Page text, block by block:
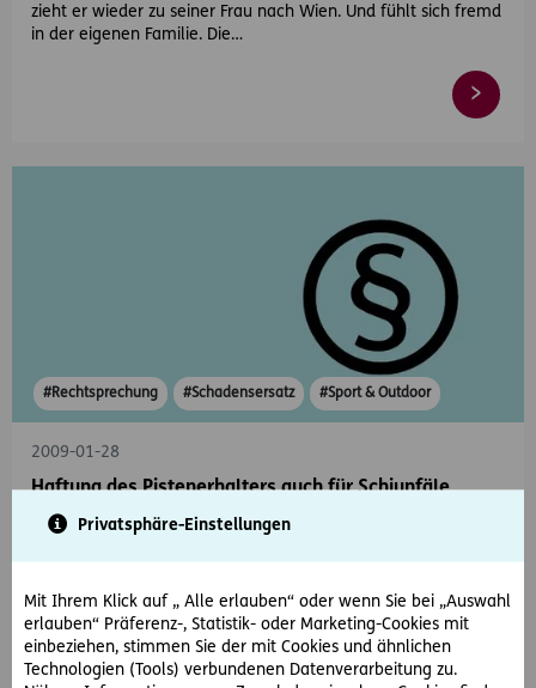
Privatsphäre-Einstellungen
Mit Ihrem Klick auf „ Alle erlauben“ oder wenn Sie bei „Auswahl
erlauben“ Präferenz-, Statistik- oder Marketing-Cookies mit
einbeziehen, stimmen Sie der mit Cookies und ähnlichen
Technologien (Tools) verbundenen Datenverarbeitung zu.
zieht er wieder zu seiner Frau nach Wien. Und fühlt sich fremd
in der eigenen Familie. Die…
#Rechtsprechung #Schadensersatz #Sport & Outdoor
2009-01-28
Haftung des Pistenerhalters auch für Schiunfäle
abseits der Strecke
Piste verbindet.